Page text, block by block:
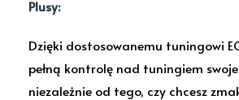
Plusy:
Dzięki dostosowanemu tuningowi
pełną kontrolę nad tuningiem
niezależnie od tego, czy chcesz